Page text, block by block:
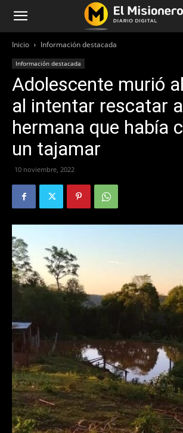
Inicio Información destacada
Información destacada
Adolescente murió
al intentar rescatar
hermana que había
un tajamar
10 noviembre, 2022